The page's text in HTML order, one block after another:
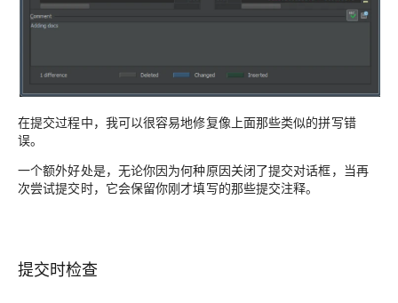
在提交过程中，我可以很容易地修复像上面那些类似的拼写错
误。
一个额外好处是，无论你因为何种原因关闭了提交对话框，当再
次尝试提交时，它会保留你刚才填写的那些提交注释。
提交时检查